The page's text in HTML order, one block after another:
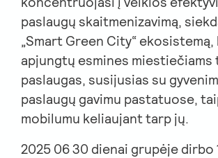
paslaugų skaitmenizavimą,
„Smart Green City“ ekosistemą,
apjungtų esmines miestiečiams
paslaugas, susijusias su
paslaugų gavimu pastatuose,
mobilumu keliaujant tarp jų.
2025 06 30 dienai grupėje dirbo